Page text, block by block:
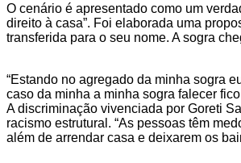
O cenário é apresentado como um
direito à casa”. Foi elaborada uma
transferida para o seu nome. A sogra
“Estando no agregado da minha sogra
caso da minha a minha sogra falecer
A discriminação vivenciada por Goreti
racismo estrutural. “As pessoas têm
além de arrendar casa e deixarem os